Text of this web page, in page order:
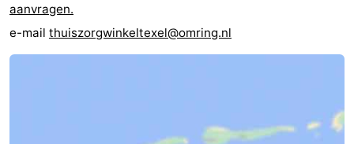
duinreservaat
aan
Natur
-
aanvragen.
e-mail thuiszorgwinkeltexel@omring.nl